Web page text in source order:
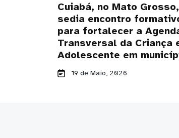
Cuiabá, no Mato Grosso,
sedia encontro
para fortalecer a
Transversal da Criança
Adolescente em
19 de Maio, 2026